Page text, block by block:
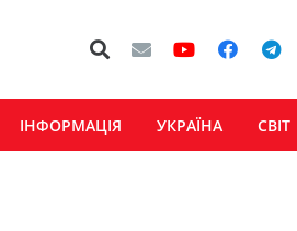
ІНФОРМАЦІЯ УКРАЇНА СВІТ